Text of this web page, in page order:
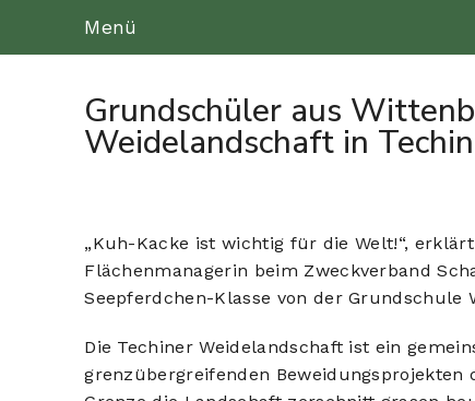
Menü
Grundschüler aus
Weidelandschaft in Techin
„Kuh-Kacke ist wichtig für die Welt!“,
Flächenmanagerin beim Zweckverband
Seepferdchen-Klasse von der Grundschule
Die Techiner Weidelandschaft ist ein
grenzübergreifenden Beweidungsprojekten